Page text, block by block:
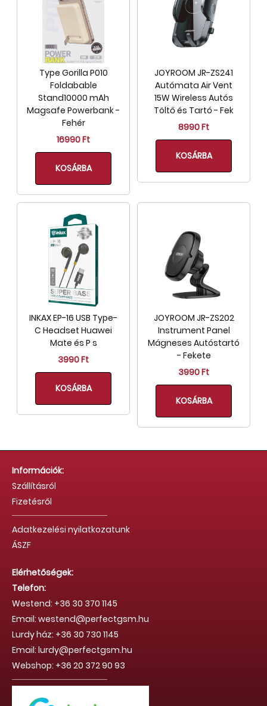
Type Gorilla P010
Foldabable
Stand10000 mAh
Magsafe Powerbank -
Fehér
16990 Ft
KOSÁRBA
JOYROOM JR-ZS241
Autómata Air Vent
15W Wireless Autós
Töltő és Tartó - Fek
8990 Ft
KOSÁRBA
INKAX EP-16 USB Type-
C Headset Huawei
Mate és P s
3990 Ft
KOSÁRBA
JOYROOM JR-ZS202
Instrument Panel
Mágneses Autóstartó
- Fekete
3990 Ft
KOSÁRBA
Információk:
Szállításról
Fizetésről
Adatkezelési nyilatkozatunk
ÁSZF
Elérhetőségek:
Telefon:
Westend: +36 30 370 1145
Email: westend@perfectgsm.hu
Lurdy ház: +36 30 730 1145
Email: lurdy@perfectgsm.hu
Webshop: +36 20 372 90 93